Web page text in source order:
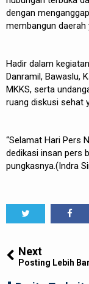
dengan
membangun daerah
Hadir dalam
Danramil, Bawaslu,
MKKS, serta
ruang diskusi sehat
“Selamat Hari Pers
dedikasi insan pers
pungkasnya.(Indra
Next
Posting Lebih